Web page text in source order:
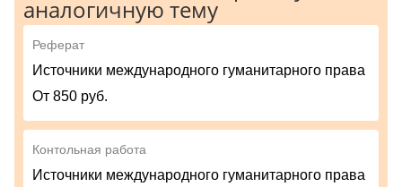
аналогичную тему
Реферат
Источники международного гуманитарного права
От 850 руб.
Контольная работа
Источники международного гуманитарного права